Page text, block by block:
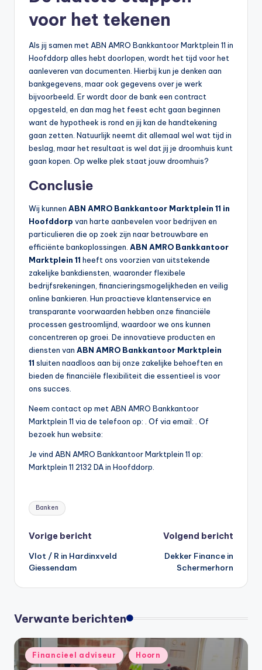
voor het tekenen
Als jij samen met ABN AMRO Bankkantoor Marktplein 11 in
Hoofddorp alles hebt doorlopen, wordt het tijd voor het
aanleveren van documenten. Hierbij kun je denken aan
bankgegevens, maar ook gegevens over je werk
bijvoorbeeld. Er wordt door de bank een contract
opgesteld, en dan mag het feest echt gaan beginnen
want de hypotheek is rond en jij kan de handtekening
gaan zetten. Natuurlijk neemt dit allemaal wel wat tijd in
beslag, maar het resultaat is wel dat jij je droomhuis kunt
gaan kopen. Op welke plek staat jouw droomhuis?
Conclusie
Wij kunnen ABN AMRO Bankkantoor Marktplein 11 in
Hoofddorp van harte aanbevelen voor bedrijven en
particulieren die op zoek zijn naar betrouwbare en
efficiënte bankoplossingen. ABN AMRO Bankkantoor
Marktplein 11 heeft ons voorzien van uitstekende
zakelijke bankdiensten, waaronder flexibele
bedrijfsrekeningen, financieringsmogelijkheden en veilig
online bankieren. Hun proactieve klantenservice en
transparante voorwaarden hebben onze financiële
processen gestroomlijnd, waardoor we ons kunnen
concentreren op groei. De innovatieve producten en
diensten van ABN AMRO Bankkantoor Marktplein
11 sluiten naadloos aan bij onze zakelijke behoeften en
bieden de financiële flexibiliteit die essentieel is voor
ons succes.
Neem contact op met ABN AMRO Bankkantoor
Marktplein 11 via de telefoon op: . Of via email: . Of
bezoek hun website:
Je vind ABN AMRO Bankkantoor Marktplein 11 op:
Marktplein 11 2132 DA in Hoofddorp.
Tags:
Banken
Bericht
navigatie
Vorige bericht
Vlot / R in Hardinxveld
Giessendam
Volgend bericht
Dekker Finance in
Schermerhorn
Verwante berichten
Geplaatst
in
Financieel adviseur Hoorn